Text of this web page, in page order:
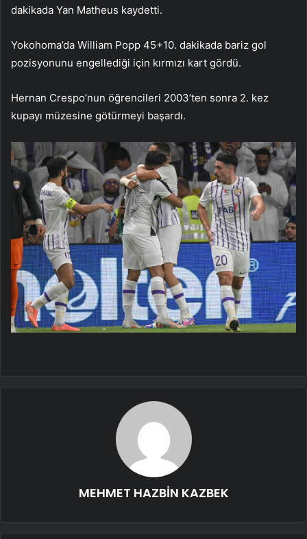
dakikada Yan Matheus kaydetti.
Yokohoma’da William Popp 45+10. dakikada bariz gol
pozisyonunu engellediği için kırmızı kart gördü.
Hernan Crespo’nun öğrencileri 2003’ten sonra 2. kez
kupayı müzesine götürmeyi başardı.
MEHMET HAZBİN KAZBEK